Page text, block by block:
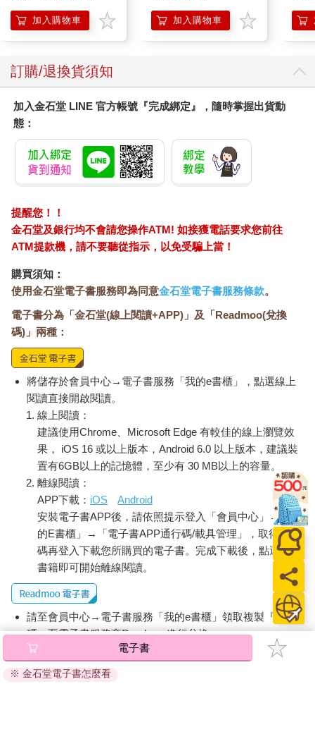
加入購物車 加入購物車
訂購/退換貨須知
加入金石堂 LINE 官方帳號『完成綁定』，隨時掌握出貨動
態：
提醒您！！
金石堂及銀行均不會請您操作ATM! 如接獲電話要求您前往
ATM提款機，請不要聽從指示，以免受騙上當！
購買須知：
使用金石堂電子書服務即為同意金石堂電子書服務條款。
電子書分為「金石堂(線上閱讀+APP)」及「Readmoo(兌換
碼)」兩種：
將儲存於會員中心→電子書服務「我的e書櫃」，點選線上
閱讀直接開啟閱讀。
線上閱讀：
建議使用Chrome、Microsoft Edge 有較佳的線上瀏覽效
果， iOS 16 或以上版本，Android 6.0 以上版本，建議裝
置有6GB以上的記憶體，至少有 30 MB以上的容量。
離線閱讀：
APP下載： iOS
Android
安裝電子書APP後，請依照提示登入「會員中心」→「我
的E書櫃」→「電子書APP通行碼/載具管理」，取得通行
碼再登入下載您所購買的電子書。完成下載後，點選任一
書籍即可開始離線閱讀。
請至會員中心→電子書服務「我的e書櫃」領取複製『兌換
碼』至電子書服務商Readmoo進行兌換。
退換貨須知：
因版權保護，您在金石堂所購買的電子書僅能以金石堂專屬
電子書
※ 金石堂電子書怎麼看